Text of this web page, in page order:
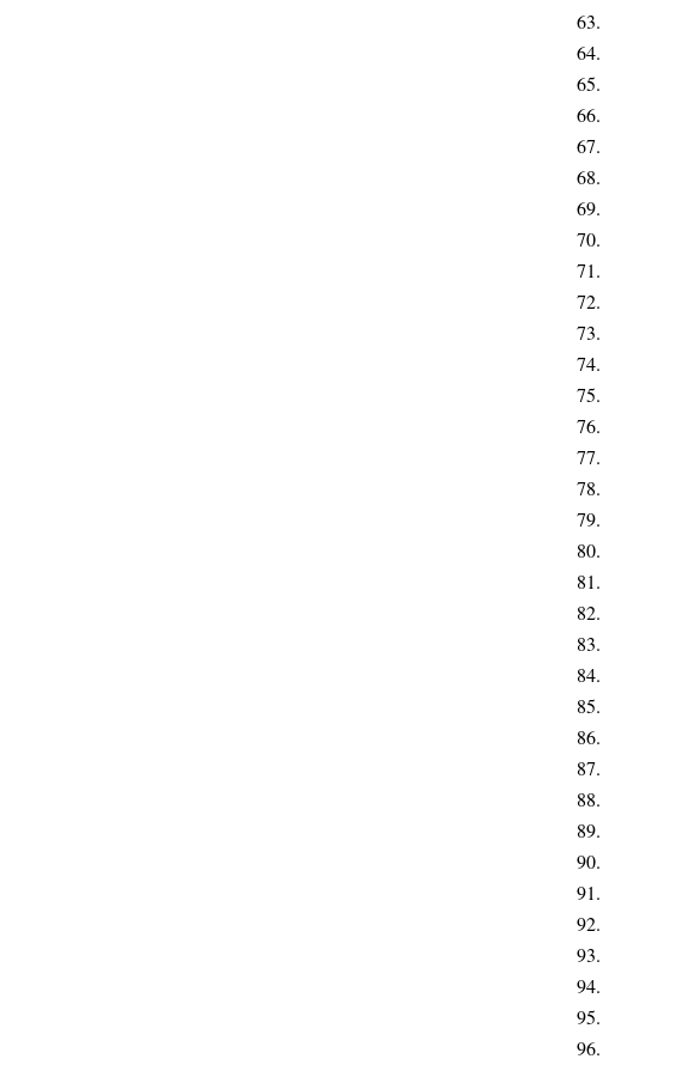
63.
64.
65.
66.
67.
68.
69.
70.
71.
72.
73.
74.
75.
76.
77.
78.
79.
80.
81.
82.
83.
84.
85.
86.
87.
88.
89.
90.
91.
92.
93.
94.
95.
96.